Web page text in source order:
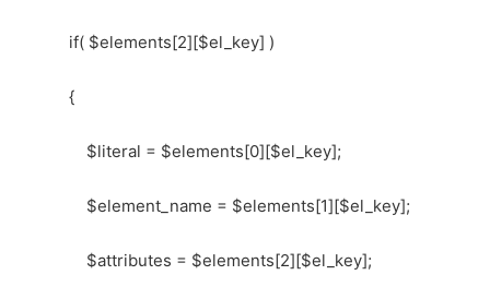
if( $elements[2][$el_key] )
{
$literal = $elements[0][$el_key];
$element_name = $elements[1][$el_key];
$attributes = $elements[2][$el_key];